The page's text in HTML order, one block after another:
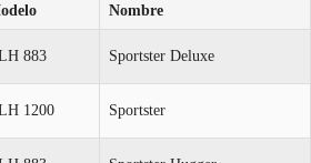
Nombre
883 Sportster Deluxe
1200 Sportster